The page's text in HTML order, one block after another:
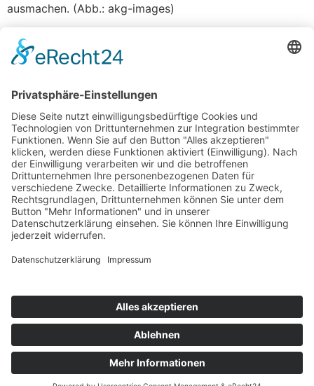
ausmachen. (Abb.: akg-images)
Trump would have dealt with Hitler
Vorheriger Artikel
Nächster Artikel
Über uns
Kontakt
Impressum
Impressum
© StoryDox 2019 – 2026. Alle Rechte vorbehalten.